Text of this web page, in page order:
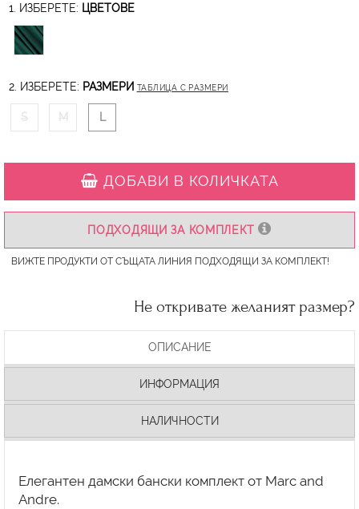
1. ИЗБЕРЕТЕ: ЦВЕТОВЕ
2. ИЗБЕРЕТЕ: РАЗМЕРИ ТАБЛИЦА С РАЗМЕРИ
S M L
ДОБАВИ В КОЛИЧКАТА
ПОДХОДЯЩИ ЗА КОМПЛЕКТ
ВИЖТЕ ПРОДУКТИ ОТ СЪЩАТА ЛИНИЯ ПОДХОДЯЩИ ЗА КОМПЛЕКТ!
Не откривате желаният размер?
ОПИСАНИЕ
ИНФОРМАЦИЯ
НАЛИЧНОСТИ
Елегантен дамски бански комплект от Marc and
Andre.